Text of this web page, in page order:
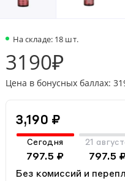
На складе: 18 шт.
3190₽
Цена в бонусных баллах:
3,190 ₽
Сегодня
797.5 ₽
21
797.5
Без комиссий и